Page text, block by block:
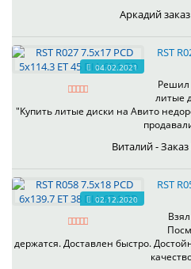
Аркадий
04.02.2021
RST
Решил
литые
"Купить литые диски на Авито
Виталий -
02.12.2020
RST
держатся. Доставлен быстро.